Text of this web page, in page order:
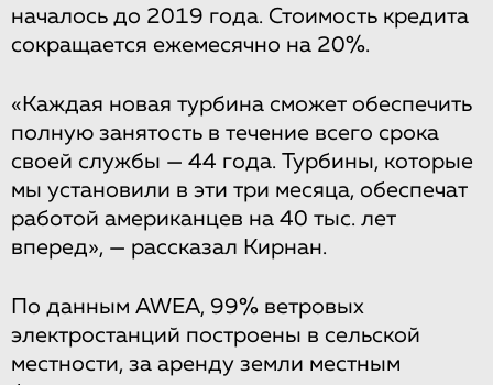
началось до 2019 года. Стоимость кредита
сокращается ежемесячно на 20%.
«Каждая новая турбина сможет обеспечить
полную занятость в течение всего срока
своей службы — 44 года. Турбины, которые
мы установили в эти три месяца, обеспечат
работой американцев на 40 тыс. лет
вперед», — рассказал Кирнан.
По данным AWEA, 99% ветровых
электростанций построены в сельской
местности, за аренду земли местным